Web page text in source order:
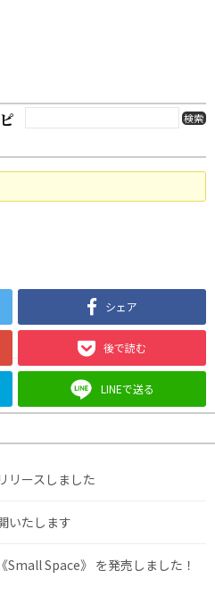
シェア
後で読む
LINEで送る
リースしました
いたします
Small Space》 を発売しました！